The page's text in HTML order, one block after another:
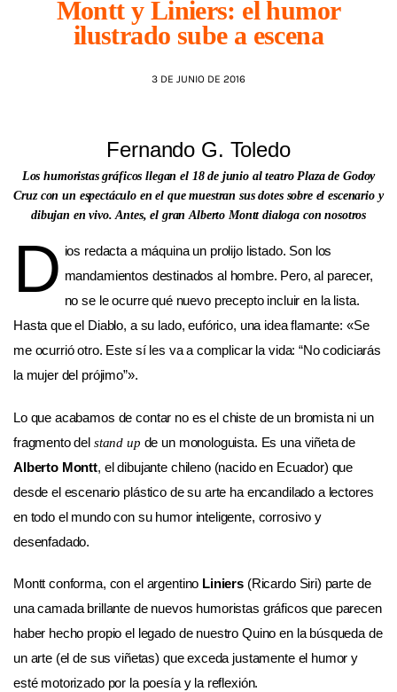
AGENDA
Montt y Liniers: el humor
ilustrado sube a escena
3 DE JUNIO DE 2016
Fernando G. Toledo
Los humoristas gráficos llegan el 18 de junio al teatro Plaza de Godoy
Cruz con un espectáculo en el que muestran sus dotes sobre el escenario y
dibujan en vivo. Antes, el gran Alberto Montt dialoga con nosotros
D ios redacta a máquina un prolijo listado. Son los
mandamientos destinados al hombre. Pero, al parecer,
no se le ocurre qué nuevo precepto incluir en la lista.
Hasta que el Diablo, a su lado, eufórico, una idea flamante: «Se
me ocurrió otro. Este sí les va a complicar la vida: “No codiciarás
la mujer del prójimo”».
Lo que acabamos de contar no es el chiste de un bromista ni un
fragmento del stand up de un monologuista. Es una viñeta de
Alberto Montt, el dibujante chileno (nacido en Ecuador) que
desde el escenario plástico de su arte ha encandilado a lectores
en todo el mundo con su humor inteligente, corrosivo y
desenfadado.
Montt conforma, con el argentino Liniers (Ricardo Siri) parte de
una camada brillante de nuevos humoristas gráficos que parecen
haber hecho propio el legado de nuestro Quino en la búsqueda de
un arte (el de sus viñetas) que exceda justamente el humor y
esté motorizado por la poesía y la reflexión.